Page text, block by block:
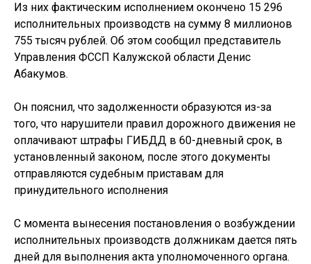
Из них фактическим исполнением окончено 15 296
исполнительных производств на сумму 8 миллионов
755 тысяч рублей. Об этом сообщил представитель
Управления ФССП Калужской области Денис
Абакумов.
Он пояснил, что задолженности образуются из-за
того, что нарушители правил дорожного движения не
оплачивают штрафы ГИБДД в 60-дневный срок, в
установленный законом, после этого документы
отправляются судебным приставам для
принудительного исполнения
С момента вынесения постановления о возбуждении
исполнительных производств должникам дается пять
дней для выполнения акта уполномоченного органа.